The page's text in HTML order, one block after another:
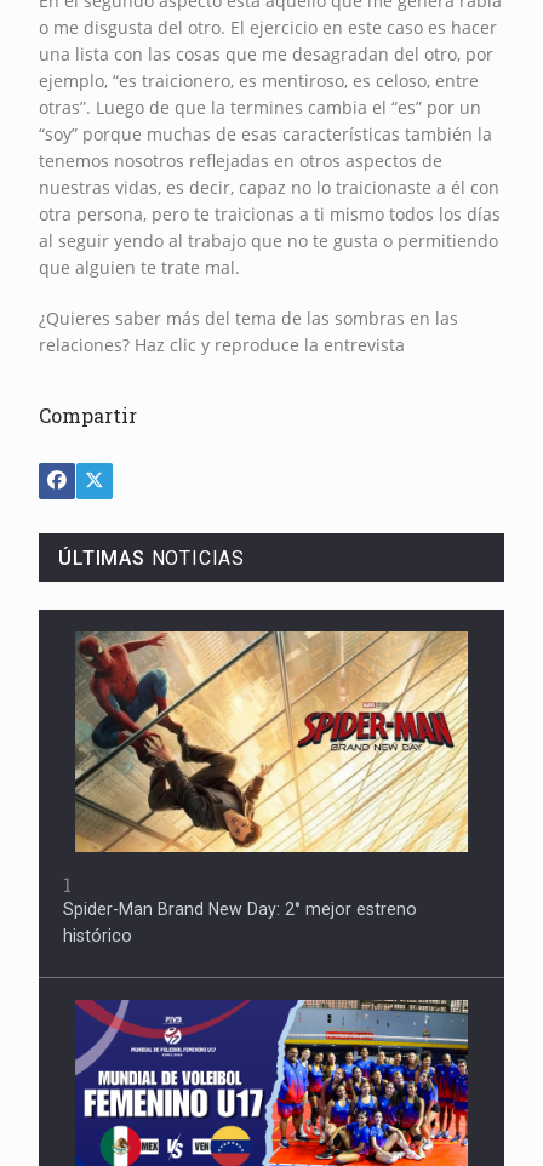
o me disgusta del otro. El ejercicio en este caso es hacer
una lista con las cosas que me desagradan del otro, por
ejemplo, “es traicionero, es mentiroso, es celoso, entre
otras”. Luego de que la termines cambia el “es” por un
“soy” porque muchas de esas características también la
tenemos nosotros reflejadas en otros aspectos de
nuestras vidas, es decir, capaz no lo traicionaste a él con
otra persona, pero te traicionas a ti mismo todos los días
al seguir yendo al trabajo que no te gusta o permitiendo
que alguien te trate mal.
¿Quieres saber más del tema de las sombras en las
relaciones? Haz clic y reproduce la entrevista
Compartir
ÚLTIMAS NOTICIAS
1
Spider-Man Brand New Day: 2° mejor estreno
histórico